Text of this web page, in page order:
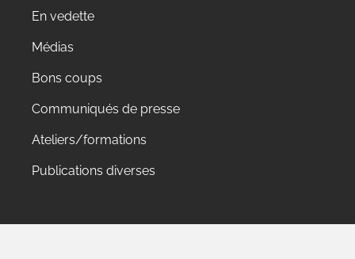
En vedette
Médias
Bons coups
Communiqués de presse
Ateliers/formations
Publications diverses